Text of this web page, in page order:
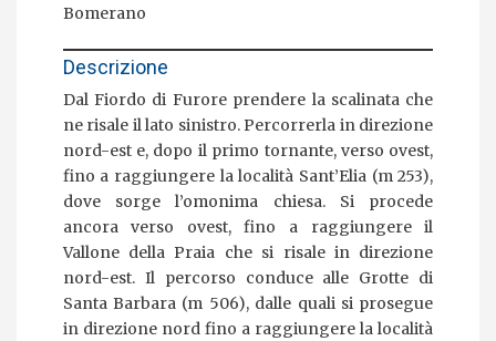
Bomerano
Descrizione
Dal Fiordo di Furore prendere la scalinata che
ne risale il lato sinistro. Percorrerla in direzione
nord-est e, dopo il primo tornante, verso ovest,
fino a raggiungere la località Sant’Elia (m 253),
dove sorge l’omonima chiesa. Si procede
ancora verso ovest, fino a raggiungere il
Vallone della Praia che si risale in direzione
nord-est. Il percorso conduce alle Grotte di
Santa Barbara (m 506), dalle quali si prosegue
in direzione nord fino a raggiungere la località